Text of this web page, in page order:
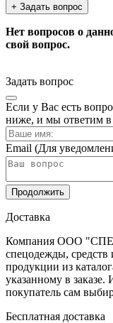
+ Задать вопрос
Нет вопросов о
свой вопрос.
Задать вопрос
Если у Вас есть
ниже, и мы ответим
Email (Для
Продолжить
Доставка
Компания ООО
спецодежды,
продукции из
указанному в заказе.
покупатель сам
Бесплатная доставка